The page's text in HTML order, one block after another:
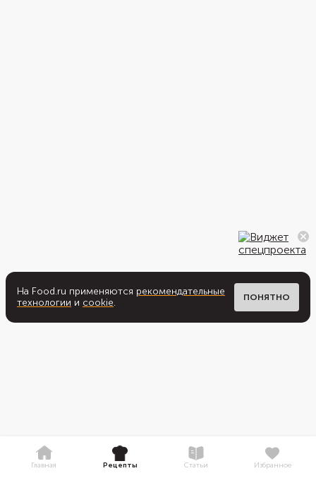
На Food.ru применяются рекомендательные
технологии и cookie. ПОНЯТНО
Главная Рецепты Статьи Избранное